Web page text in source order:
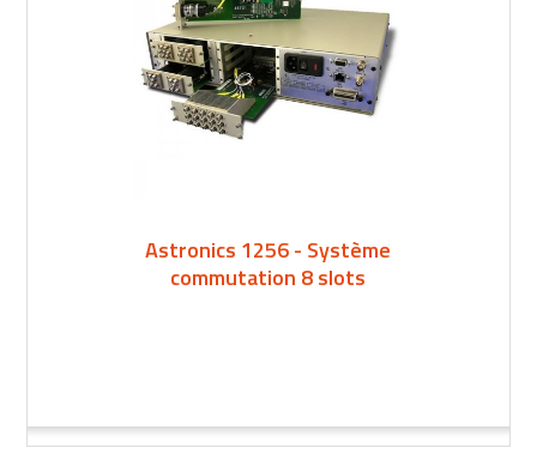
Astronics 1256 - Système
commutation 8 slots